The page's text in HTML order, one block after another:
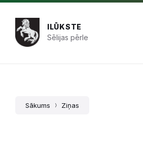
Pāriet
saturu
Skip
navigation
Skip
footer
ILŪKSTE
Sēlijas pērle
Sākums Ziņas